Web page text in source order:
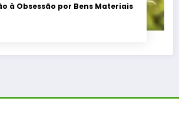
à Obsessão por Bens Materiais